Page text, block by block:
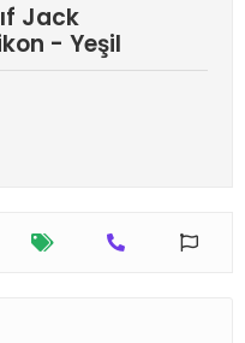
Jack
- Yeşil